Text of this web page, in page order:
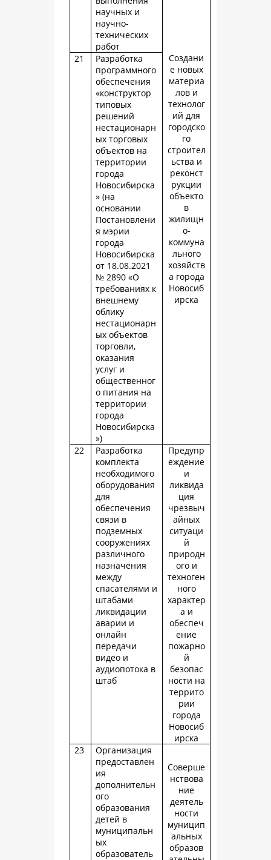
научных и
научно-
технических
работ
Создани
е новых
материа
лов и
технолог
ий для
городско
го
строител
ьства и
реконст
рукции
объекто
в
жилищн
о-
коммуна
льного
хозяйств
а города
Новосиб
ирска
21
Разработка
программного
обеспечения
«конструктор
типовых
решений
нестационарн
ых торговых
объектов на
территории
города
Новосибирска
» (на
основании
Постановлени
я мэрии
города
Новосибирска
от 18.08.2021
№ 2890 «О
требованиях к
внешнему
облику
нестационарн
ых объектов
торговли,
оказания
услуг и
общественног
о питания на
территории
города
Новосибирска
»)
22
Разработка
комплекта
необходимого
оборудования
для
обеспечения
связи в
подземных
сооружениях
различного
назначения
между
спасателями и
штабами
ликвидации
аварии и
онлайн
передачи
видео и
аудиопотока в
штаб
Предупр
еждение
и
ликвида
ция
чрезвыч
айных
ситуаци
й
природн
ого и
техноген
ного
характер
а и
обеспеч
ение
пожарно
й
безопас
ности на
террито
рии
города
Новосиб
ирска
23
Организация
предоставлен
ия
дополнительн
ого
образования
детей в
муниципальн
ых
образователь
Соверше
нствова
ние
деятель
ности
муницип
альных
образов